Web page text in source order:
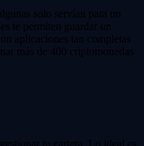
solo servían para un
te permiten guardar un
aplicaciones tan completas
más de 400 criptomonedas
tu cartera. Lo ideal es